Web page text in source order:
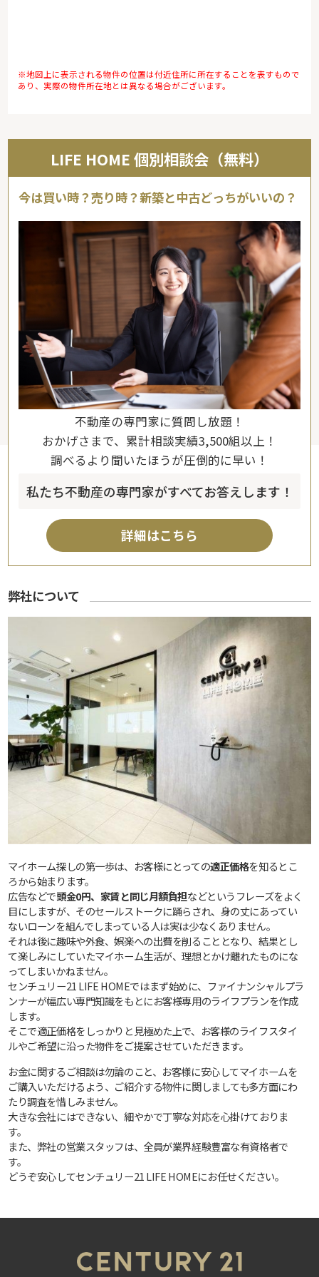
※地図上に表示される物件の位置は付近住所に所在することを表すもので
あり、実際の物件所在地とは異なる場合がございます。
LIFE HOME 個別相談会（無料）
今は買い時？売り時？新築と中古どっちがいいの？
不動産の専門家に質問し放題！
おかげさまで、累計相談実績3,500組以上！
調べるより聞いたほうが圧倒的に早い！
私たち不動産の専門家がすべてお答えします！
詳細はこちら
弊社について
マイホーム探しの第一歩は、お客様にとっての適正価格を知るとこ
ろから始まります。
広告などで頭金0円、家賃と同じ月額負担などというフレーズをよく
目にしますが、そのセールストークに踊らされ、身の丈にあってい
ないローンを組んでしまっている人は実は少なくありません。
それは後に趣味や外食、娯楽への出費を削ることとなり、結果とし
て楽しみにしていたマイホーム生活が、理想とかけ離れたものにな
ってしまいかねません。
センチュリー21 LIFE HOMEではまず始めに、ファイナンシャルプラ
ンナーが幅広い専門知識をもとにお客様専用のライフプランを作成
します。
そこで適正価格をしっかりと見極めた上で、お客様のライフスタイ
ルやご希望に沿った物件をご提案させていただきます。
お金に関するご相談は勿論のこと、お客様に安心してマイホームを
ご購入いただけるよう、ご紹介する物件に関しましても多方面にわ
たり調査を惜しみません。
大きな会社にはできない、細やかで丁寧な対応を心掛けておりま
す。
また、弊社の営業スタッフは、全員が業界経験豊富な有資格者で
す。
どうぞ安心してセンチュリー21 LIFE HOMEにお任せください。